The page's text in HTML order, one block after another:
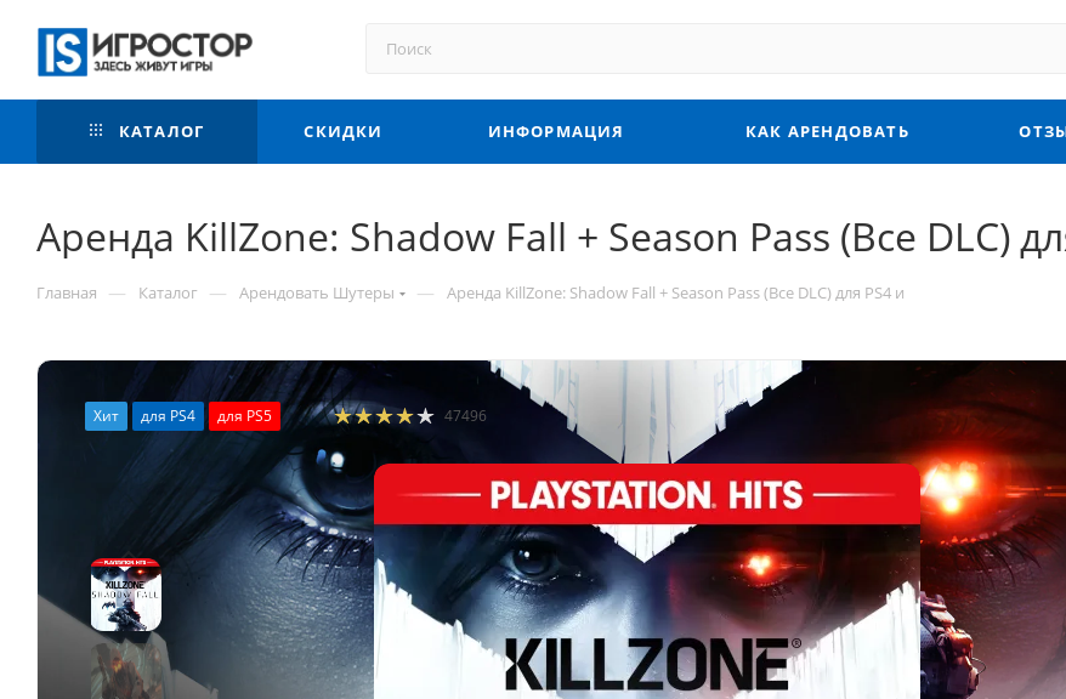
КАТАЛОГ СКИДКИ ИНФОРМАЦИЯ КАК АРЕНДОВАТЬ
Аренда KillZone: Shadow Fall + Season Pass (Все DLC)
Главная — Каталог — Арендовать Шутеры — Аренда KillZone: Shadow Fall + Season Pass (Все DLC) для PS4 и
Хит для PS4 для PS5 47496